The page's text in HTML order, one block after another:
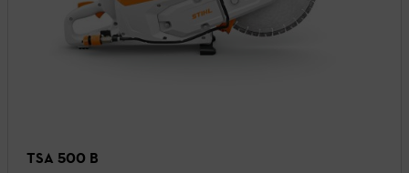
TSA 500 B